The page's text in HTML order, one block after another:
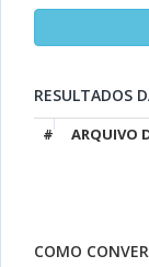
RESULTADOS
# ARQUIVO
COMO